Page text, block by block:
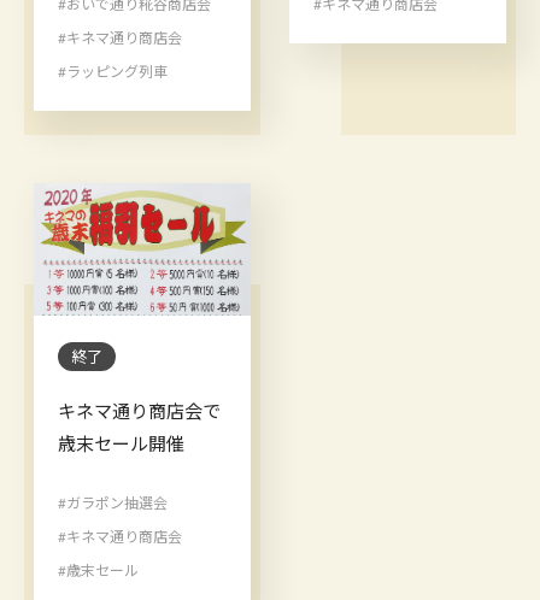
#おいで通り糀谷商店会
#キネマ通り商店会
#ラッピング列車
#キネマ通り商店会
終了
キネマ通り商店会で
歳末セール開催
#ガラポン抽選会
#キネマ通り商店会
#歳末セール